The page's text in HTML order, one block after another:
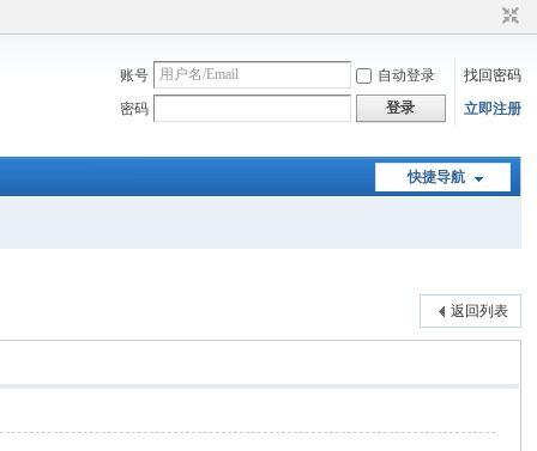
账号 自动登录
找回密码
密码
登录 立即注册
快捷导航
返回列表